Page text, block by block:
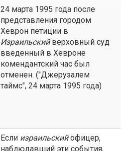
24 марта 1995 года после
представления городом
Хеврон петиции в
Израильскийверховный суд
введенный в Хевроне
комендантский час был
отменен. ("Джерузалем
таймс", 24 марта 1995 года)
Если израильскийофицер,
наблюдавший эти события,